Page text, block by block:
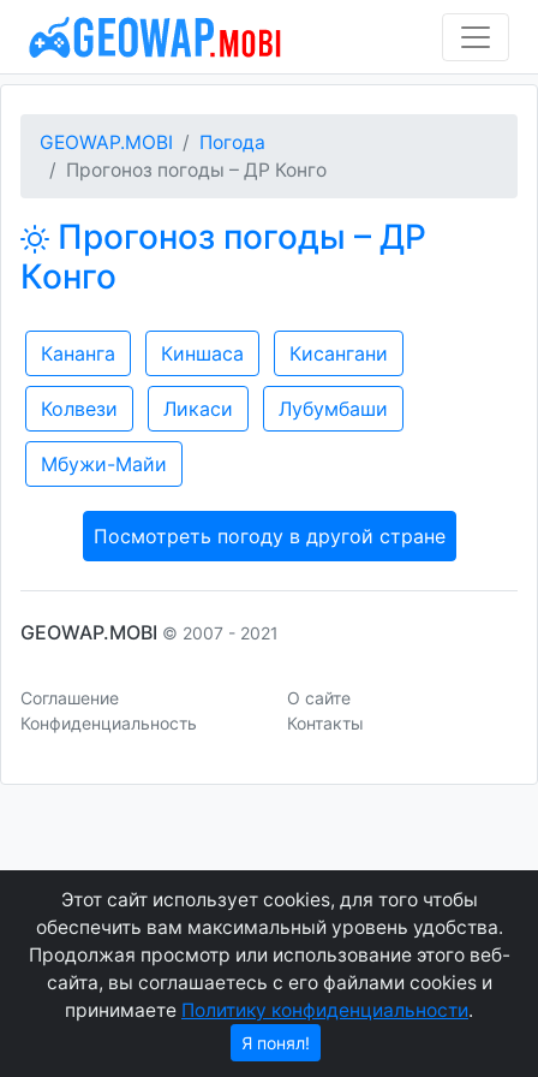
GEOWAP.MOBI
Погода
Прогоноз погоды – ДР Конго
Прогоноз погоды – ДР
Конго
Кананга Киншаса Кисангани
Колвези Ликаси Лубумбаши
Мбужи-Майи
Посмотреть погоду в другой стране
GEOWAP.MOBI © 2007 - 2021
Соглашение
Конфиденциальность
О сайте
Контакты
Этот сайт использует cookies, для того чтобы
обеспечить вам максимальный уровень удобства.
Продолжая просмотр или использование этого веб-
сайта, вы соглашаетесь с его файлами cookies и
принимаете Политику конфиденциальности.
Я понял!